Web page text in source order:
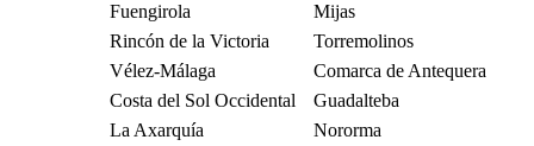
Fuengirola
Mijas
Rincón de la Victoria
Torremolinos
Vélez-Málaga
Comarca de Antequera
Costa del Sol Occidental
Guadalteba
La Axarquía
Nororma